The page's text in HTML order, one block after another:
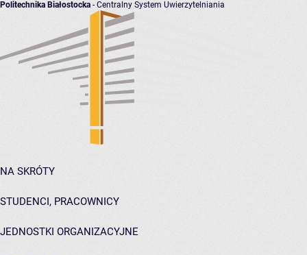
Politechnika Białostocka - Centralny System Uwierzytelniania
NA SKRÓTY
STUDENCI, PRACOWNICY
JEDNOSTKI ORGANIZACYJNE